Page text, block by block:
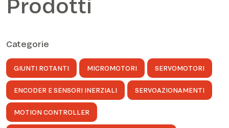
Prodotti
Categorie
GIUNTI ROTANTI MICROMOTORI SERVOMOTORI
ENCODER E SENSORI INERZIALI SERVOAZIONAMENTI
MOTION CONTROLLER